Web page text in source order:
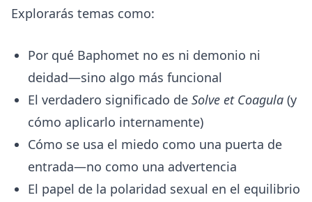
Explorarás temas como:
Por qué Baphomet no es ni demonio ni
deidad—sino algo más funcional
El verdadero significado de Solve et Coagula (y
cómo aplicarlo internamente)
Cómo se usa el miedo como una puerta de
entrada—no como una advertencia
El papel de la polaridad sexual en el equilibrio